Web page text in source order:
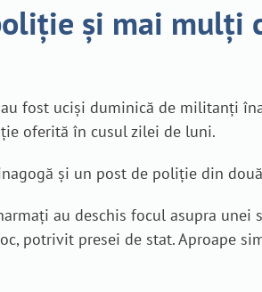
și mai mulți
fost uciși duminică de militanți
oferită în cusul zilei de luni.
și un post de poliție din
au deschis focul asupra
potrivit presei de stat. Aproape